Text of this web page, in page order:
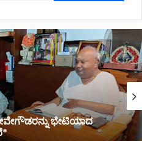
ಅವರ ವಿದೇಶಕ್ಕೆ ತಗುಲಿದ